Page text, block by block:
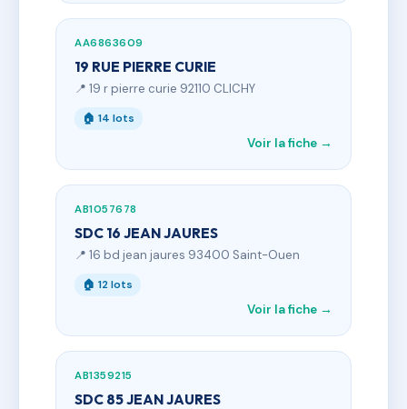
AA6863609
19 RUE PIERRE CURIE
📍 19 r pierre curie 92110 CLICHY
🏠 14 lots
Voir la fiche →
AB1057678
SDC 16 JEAN JAURES
📍 16 bd jean jaures 93400 Saint-Ouen
🏠 12 lots
Voir la fiche →
AB1359215
SDC 85 JEAN JAURES